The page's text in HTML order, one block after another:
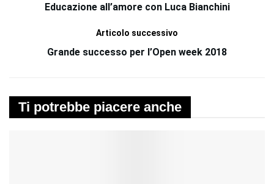
Educazione all’amore con Luca Bianchini
Articolo successivo
Grande successo per l’Open week 2018
Ti potrebbe piacere anche